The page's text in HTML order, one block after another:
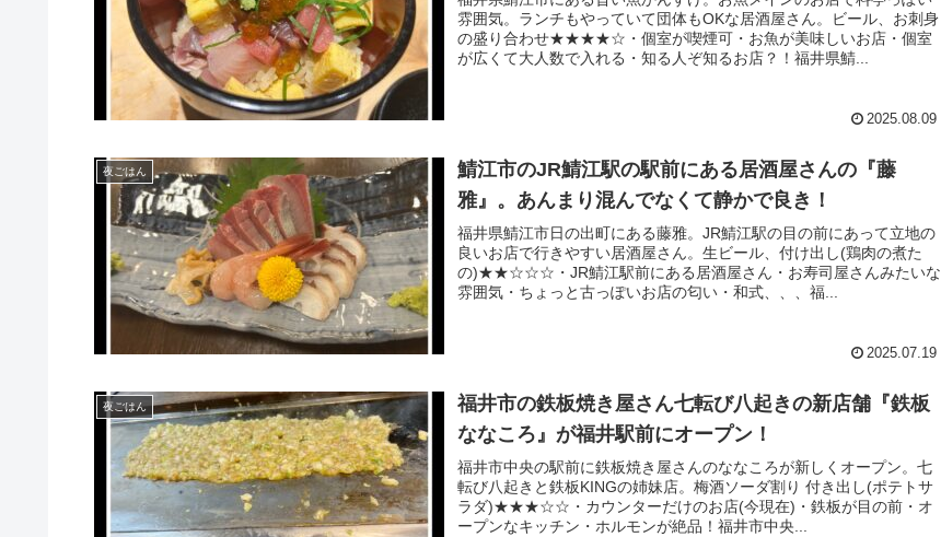
雰囲気。ランチもやっていて団体もOKな居酒屋さん。ビール、お刺身
の盛り合わせ★★★★☆・個室が喫煙可・お魚が美味しいお店・個室
が広くて大人数で入れる・知る人ぞ知るお店？！福井県鯖...
2025.08.09
夜ごはん
鯖江市のJR鯖江駅の駅前にある居酒屋さんの『藤
雅』。あんまり混んでなくて静かで良き！
福井県鯖江市日の出町にある藤雅。JR鯖江駅の目の前にあって立地の
良いお店で行きやすい居酒屋さん。生ビール、付け出し(鶏肉の煮た
の)★★☆☆☆・JR鯖江駅前にある居酒屋さん・お寿司屋さんみたいな
雰囲気・ちょっと古っぽいお店の匂い・和式、、、福...
2025.07.19
夜ごはん
福井市の鉄板焼き屋さん七転び八起きの新店舗『鉄板
ななころ』が福井駅前にオープン！
福井市中央の駅前に鉄板焼き屋さんのななころが新しくオープン。七
転び八起きと鉄板KINGの姉妹店。梅酒ソーダ割り 付き出し(ポテトサ
ラダ)★★★☆☆・カウンターだけのお店(今現在)・鉄板が目の前・オ
ープンなキッチン・ホルモンが絶品！福井市中央...